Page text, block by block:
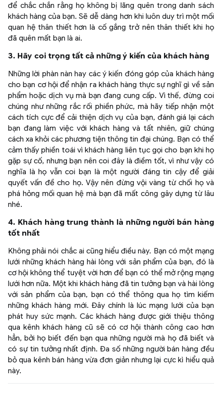
để chắc chắn rằng họ không bị lãng quên trong danh sách
khách hàng của bạn. Sẽ dễ dàng hơn khi luôn duy trì một mối
quan hệ thân thiết hơn là cố gắng trở nên thân thiết khi họ
đã quên mất bạn là ai.
3. Hãy coi trọng tất cả những ý kiến của khách hàng
Những lời phàn nàn hay các ý kiến đóng góp của khách hàng
cho bạn cơ hội để nhận ra khách hàng thực sự nghĩ gì về sản
phẩm hoặc dịch vụ mà bạn đang cung cấp. Vì thế, đừng coi
chúng như những rắc rối phiền phức, mà hãy tiếp nhận một
cách tích cực để cải thiện dịch vụ của bạn, đánh giá lại cách
bạn đang làm việc với khách hàng và tất nhiên, giữ chúng
cách xa khỏi các phương tiện thông tin đại chúng. Bạn có thể
cảm thấy phiền toái vì khách hàng liên tục gọi cho bạn khi họ
gặp sự cố, nhưng bạn nên coi đây là điềm tốt, vì như vậy có
nghĩa là họ vẫn coi bạn là một người đáng tin cậy để giải
quyết vấn đề cho họ. Vậy nên đừng vội vàng từ chối họ và
phá hỏng mối quan hệ mà bạn đã mất công gây dựng từ lâu
nhé.
4. Khách hàng trung thành là những người bán hàng
tốt nhất
Không phải nói chắc ai cũng hiểu điều này. Bạn có một mạng
lưới những khách hàng hài lòng với sản phẩm của bạn, đó là
cơ hội không thể tuyệt vời hơn để bạn có thể mở rộng mạng
lưới hơn nữa. Một khi khách hàng đã tin tưởng bạn và hài lòng
với sản phẩm của bạn, bạn có thể thông qua họ tìm kiếm
những khách hàng mới. Đây chính là lúc mạng lưới của bạn
phát huy sức mạnh. Các khách hàng được giới thiệu thông
qua kênh khách hàng cũ sẽ có cơ hội thành công cao hơn
hẳn, bởi họ biết đến bạn qua những người mà họ đã biết và
có sự tin tưởng nhất định. Đa số những người bán hàng đều
bỏ qua kênh bán hàng vừa đơn giản nhưng lại cực kì hiểu quả
này.